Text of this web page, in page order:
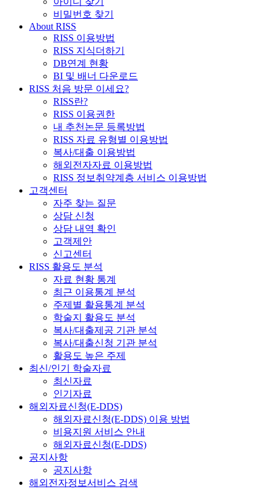
비밀번호 찾기
About RISS
RISS 이용방법
RISS 지식더하기
DB연계 현황
BI 및 배너 다운로드
RISS 처음 방문 이세요?
RISS란?
RISS 이용권한
내 추천논문 등록방법
RISS 자료 유형별 이용방법
복사/대출 이용방법
해외전자자료 이용방법
RISS 정보취약계층 서비스 이용방법
고객센터
자주 찾는 질문
상담 신청
상담 내역 확인
고객제안
신고센터
RISS 활용도 분석
자료 현황 통계
최근 이용통계 분석
주제별 활용통계 분석
학술지 활용도 분석
복사/대출제공 기관 분석
복사/대출신청 기관 분석
활용도 높은 주제
최신/인기 학술자료
최신자료
인기자료
해외자료신청(E-DDS)
해외자료신청(E-DDS) 이용 방법
비용지원 서비스 안내
해외자료신청(E-DDS)
공지사항
공지사항
해외전자정보서비스 검색